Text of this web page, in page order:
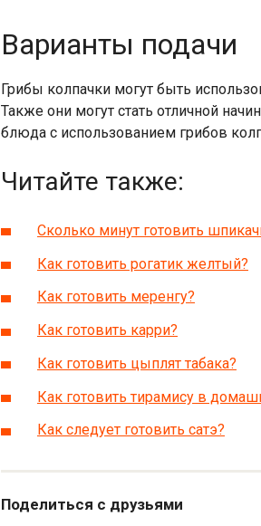
Варианты подачи
Грибы колпачки могут быть
Также они могут стать отличной
блюда с использованием грибов
Читайте также:
Сколько минут готовить
Как готовить рогатик желтый?
Как готовить меренгу?
Как готовить карри?
Как готовить цыплят табака?
Как готовить тирамису в
Как следует готовить сатэ?
Поделиться с друзьями